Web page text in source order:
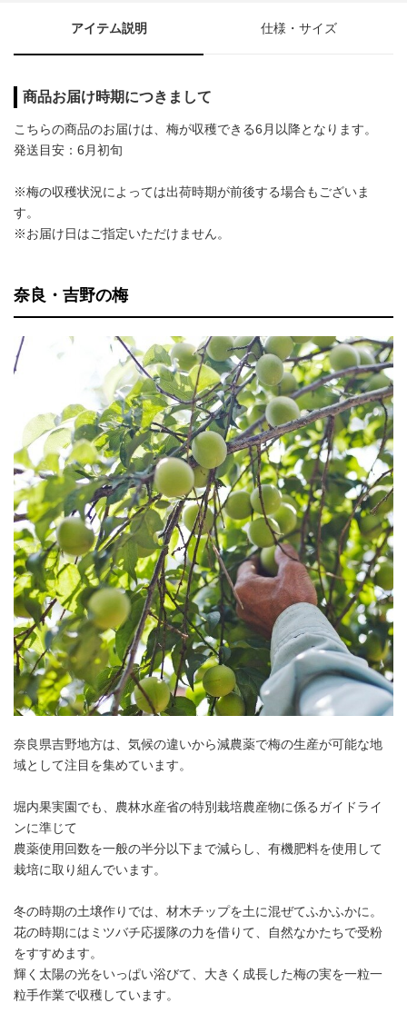
アイテム説明 仕様・サイズ
商品お届け時期につきまして
こちらの商品のお届けは、梅が収穫できる6月以降となります。
発送目安：6月初旬
※梅の収穫状況によっては出荷時期が前後する場合もございま
す。
※お届け日はご指定いただけません。
奈良・吉野の梅
奈良県吉野地方は、気候の違いから減農薬で梅の生産が可能な地
域として注目を集めています。
堀内果実園でも、農林水産省の特別栽培農産物に係るガイドライ
ンに準じて
農薬使用回数を一般の半分以下まで減らし、有機肥料を使用して
栽培に取り組んでいます。
冬の時期の土壌作りでは、材木チップを土に混ぜてふかふかに。
花の時期にはミツバチ応援隊の力を借りて、自然なかたちで受粉
をすすめます。
輝く太陽の光をいっぱい浴びて、大きく成長した梅の実を一粒一
粒手作業で収穫しています。